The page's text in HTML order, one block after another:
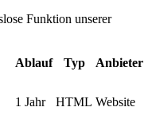
Funktion unserer
Ablauf Typ Anbieter
1 Jahr HTML Website